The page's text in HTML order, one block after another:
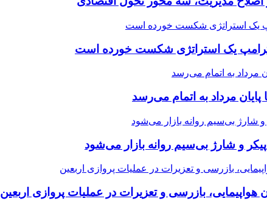
ترامپ یک استراتژی شکست خورده است
پایان مرداد به اتمام می‌رسد
بازرسی و تعزیرات در عملیات پروازی اربعین